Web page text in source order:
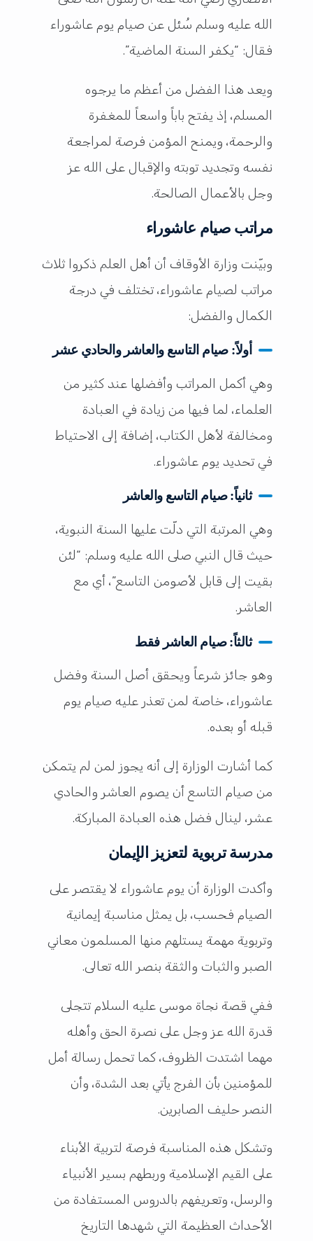
الله عليه وسلم سُئل عن صيام يوم عاشوراء
فقال: “يكفر السنة الماضية”.
ويعد هذا الفضل من أعظم ما يرجوه
المسلم، إذ يفتح باباً واسعاً للمغفرة
والرحمة، ويمنح المؤمن فرصة لمراجعة
نفسه وتجديد توبته والإقبال على الله عز
وجل بالأعمال الصالحة.
مراتب صيام عاشوراء
وبيّنت وزارة الأوقاف أن أهل العلم ذكروا ثلاث
مراتب لصيام عاشوراء، تختلف في درجة
الكمال والفضل:
أولاً: صيام التاسع والعاشر والحادي عشر
وهي أكمل المراتب وأفضلها عند كثير من
العلماء، لما فيها من زيادة في العبادة
ومخالفة لأهل الكتاب، إضافة إلى الاحتياط
في تحديد يوم عاشوراء.
ثانياً: صيام التاسع والعاشر
وهي المرتبة التي دلّت عليها السنة النبوية،
حيث قال النبي صلى الله عليه وسلم: “لئن
بقيت إلى قابل لأصومن التاسع”، أي مع
العاشر.
ثالثاً: صيام العاشر فقط
وهو جائز شرعاً ويحقق أصل السنة وفضل
عاشوراء، خاصة لمن تعذر عليه صيام يوم
قبله أو بعده.
كما أشارت الوزارة إلى أنه يجوز لمن لم يتمكن
من صيام التاسع أن يصوم العاشر والحادي
عشر، لينال فضل هذه العبادة المباركة.
مدرسة تربوية لتعزيز الإيمان
وأكدت الوزارة أن يوم عاشوراء لا يقتصر على
الصيام فحسب، بل يمثل مناسبة إيمانية
وتربوية مهمة يستلهم منها المسلمون معاني
الصبر والثبات والثقة بنصر الله تعالى.
ففي قصة نجاة موسى عليه السلام تتجلى
قدرة الله عز وجل على نصرة الحق وأهله
مهما اشتدت الظروف، كما تحمل رسالة أمل
للمؤمنين بأن الفرج يأتي بعد الشدة، وأن
النصر حليف الصابرين.
وتشكل هذه المناسبة فرصة لتربية الأبناء
على القيم الإسلامية وربطهم بسير الأنبياء
والرسل، وتعريفهم بالدروس المستفادة من
الأحداث العظيمة التي شهدها التاريخ